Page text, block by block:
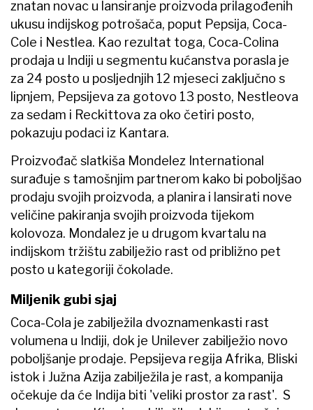
znatan novac u lansiranje proizvoda prilagođenih
ukusu indijskog potrošača, poput Pepsija, Coca-
Cole i Nestlea. Kao rezultat toga, Coca-Colina
prodaja u Indiji u segmentu kućanstva porasla je
za 24 posto u posljednjih 12 mjeseci zaključno s
lipnjem, Pepsijeva za gotovo 13 posto, Nestleova
za sedam i Reckittova za oko četiri posto,
pokazuju podaci iz Kantara.
Proizvođač slatkiša Mondelez International
surađuje s tamošnjim partnerom kako bi poboljšao
prodaju svojih proizvoda, a planira i lansirati nove
veličine pakiranja svojih proizvoda tijekom
kolovoza. Mondalez je u drugom kvartalu na
indijskom tržištu zabilježio rast od približno pet
posto u kategoriji čokolade.
Miljenik gubi sjaj
Coca-Cola je zabilježila dvoznamenkasti rast
volumena u Indiji, dok je Unilever zabilježio novo
poboljšanje prodaje. Pepsijeva regija Afrika, Bliski
istok i Južna Azija zabilježila je rast, a kompanija
očekuje da će Indija biti 'veliki prostor za rast'. S